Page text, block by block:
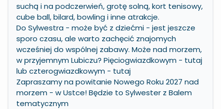
suchą i na podczerwień, grotę solną, kort tenisowy,
cube ball, bilard, bowling i inne atrakcje.
Do Sylwestra - może być z dziećmi - jest jeszcze
sporo czasu, ale warto zachęcić znajomych
wcześniej do wspólnej zabawy. Może nad morzem,
w przyjemnym Lubiczu? Pięciogwiazdkowym - tutaj
lub czterogwiazdkowym - tutaj
Zapraszamy na powitanie Nowego Roku 2027 nad
morzem - w Ustce! Będzie to Sylwester z Balem
tematycznym